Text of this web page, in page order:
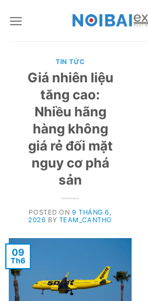
TIN TỨC
Giá nhiên liệu
tăng cao:
Nhiều hãng
hàng không
giá rẻ đối mặt
nguy cơ phá
sản
POSTED ON 9 THÁNG 6,
2026 BY TEAM_CANTHO
09
Th6